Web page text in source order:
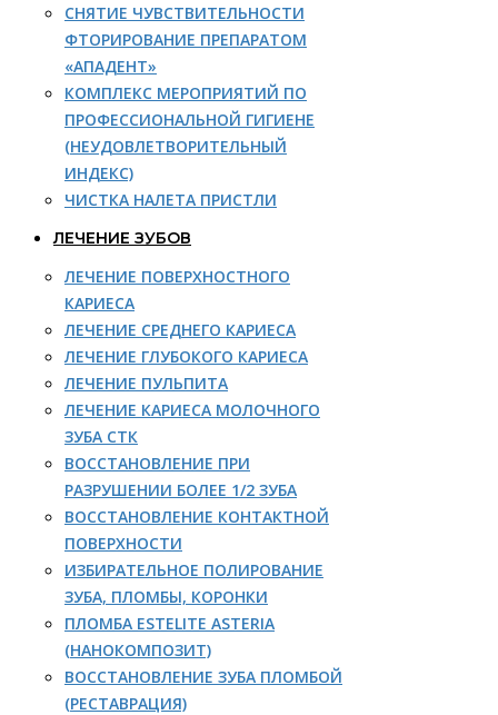
СНЯТИЕ ЧУВСТВИТЕЛЬНОСТИ
ФТОРИРОВАНИЕ ПРЕПАРАТОМ
«АПАДЕНТ»
КОМПЛЕКС МЕРОПРИЯТИЙ ПО
ПРОФЕССИОНАЛЬНОЙ ГИГИЕНЕ
(НЕУДОВЛЕТВОРИТЕЛЬНЫЙ
ИНДЕКС)
ЧИСТКА НАЛЕТА ПРИСТЛИ
ЛЕЧЕНИЕ ЗУБОВ
ЛЕЧЕНИЕ ПОВЕРХНОСТНОГО
КАРИЕСА
ЛЕЧЕНИЕ СРЕДНЕГО КАРИЕСА
ЛЕЧЕНИЕ ГЛУБОКОГО КАРИЕСА
ЛЕЧЕНИЕ ПУЛЬПИТА
ЛЕЧЕНИЕ КАРИЕСА МОЛОЧНОГО
ЗУБА СТК
ВОССТАНОВЛЕНИЕ ПРИ
РАЗРУШЕНИИ БОЛЕЕ 1/2 ЗУБА
ВОССТАНОВЛЕНИЕ КОНТАКТНОЙ
ПОВЕРХНОСТИ
ИЗБИРАТЕЛЬНОЕ ПОЛИРОВАНИЕ
ЗУБА, ПЛОМБЫ, КОРОНКИ
ПЛОМБА ESTELITE ASTERIA
(НАНОКОМПОЗИТ)
ВОССТАНОВЛЕНИЕ ЗУБА ПЛОМБОЙ
(РЕСТАВРАЦИЯ)